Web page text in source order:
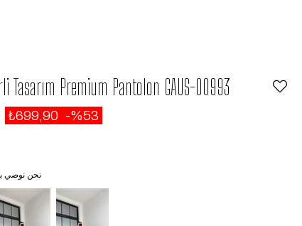
Tasarım Premium Pantolon GAUS-00993
₺699,90 53
نحن نوصي